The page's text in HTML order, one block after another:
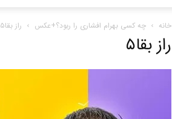
خانه چه کسی بهرام افشاری را ربود؟+عکس راز بقا۵
راز بقا۵